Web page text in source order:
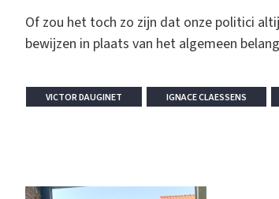
Of zou het toch zo zijn dat onze politici
bewijzen in plaats van het algemeen
VICTOR DAUGINET IGNACE CLAESSENS